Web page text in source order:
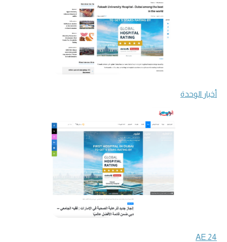
أخبار الوحدة
24.AE